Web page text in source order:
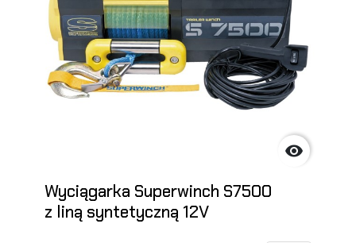

Wyciągarka Superwinch S7500
z liną syntetyczną 12V